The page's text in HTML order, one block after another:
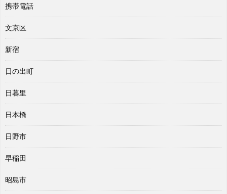
携帯電話
文京区
新宿
日の出町
日暮里
日本橋
日野市
早稲田
昭島市